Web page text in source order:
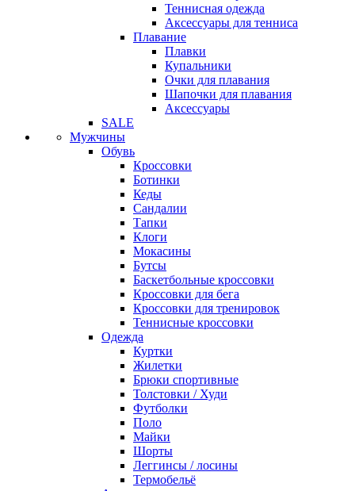
Теннисная одежда
Аксессуары для тенниса
Плавание
Плавки
Купальники
Очки для плавания
Шапочки для плавания
Аксессуары
SALE
Мужчины
Обувь
Кроссовки
Ботинки
Кеды
Сандалии
Тапки
Клоги
Мокасины
Бутсы
Баскетбольные кроссовки
Кроссовки для бега
Кроссовки для тренировок
Теннисные кроссовки
Одежда
Куртки
Жилетки
Брюки спортивные
Толстовки / Худи
Футболки
Поло
Майки
Шорты
Леггинсы / лосины
Термобельё